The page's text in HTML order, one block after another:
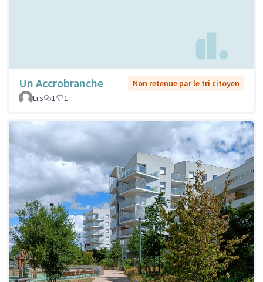
Un Accrobranche
Non retenue par le tri citoyen
Lrs
1 1